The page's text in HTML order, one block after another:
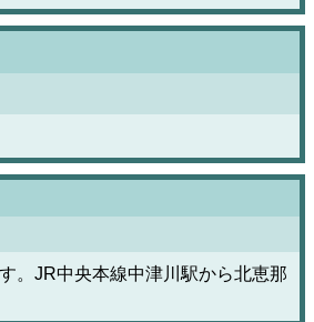
。JR中央本線中津川駅から北恵那